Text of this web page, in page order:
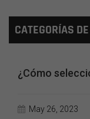
CATEGORÍAS
¿Cómo
May 26, 2023